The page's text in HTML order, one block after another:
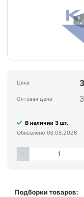
Цена
Оптовая цена
В наличии 3 шт.
Обновлено 08.08.2026
-
Подборки товаров: